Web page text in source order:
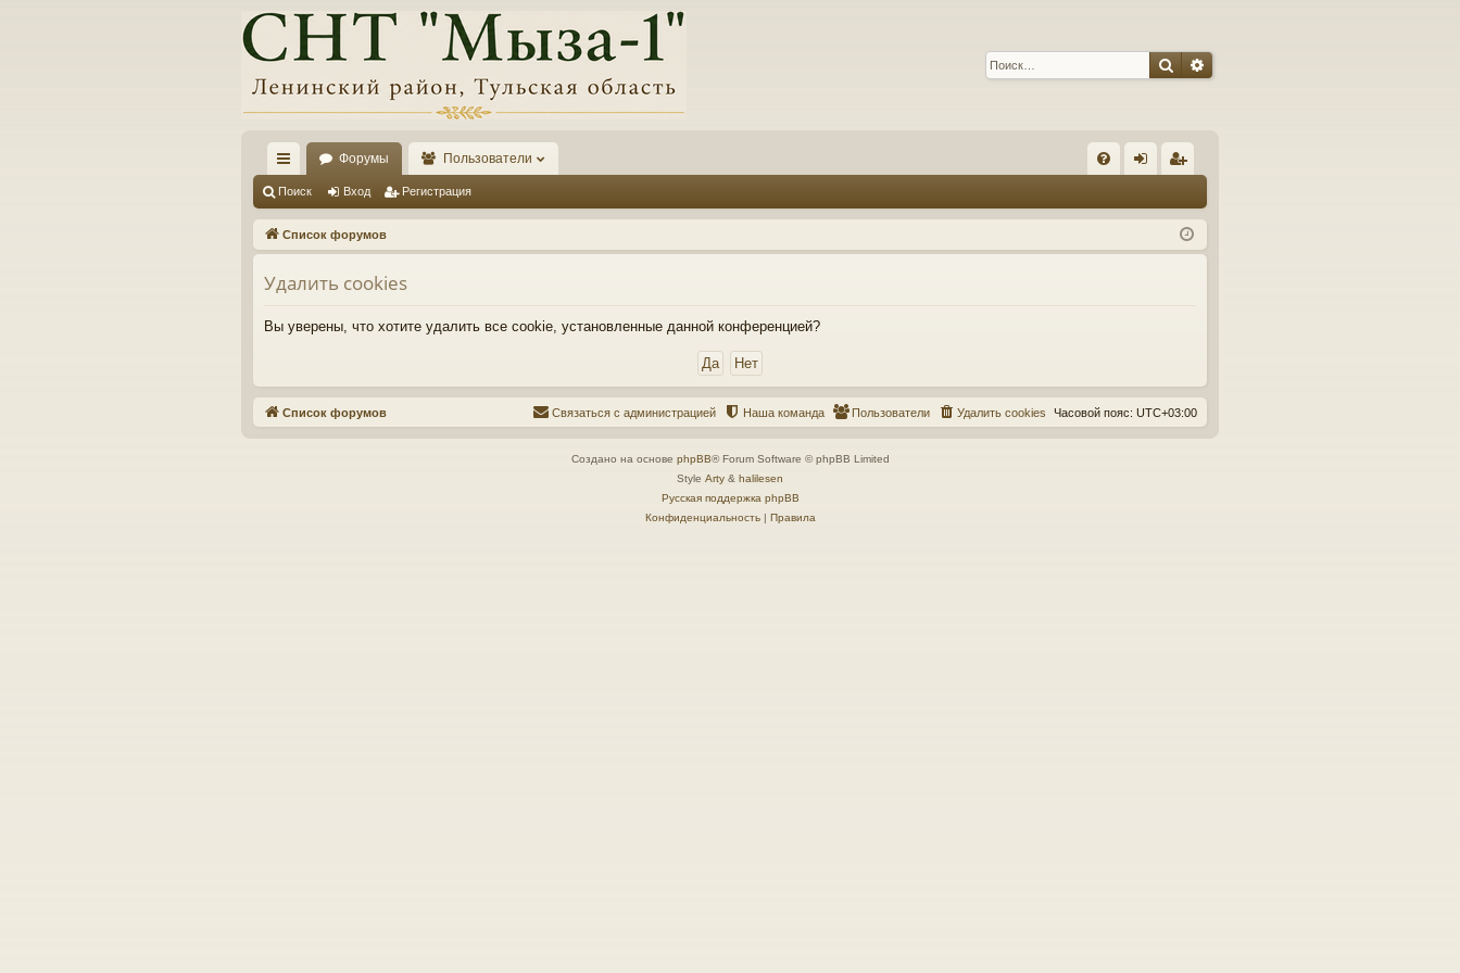
ПоискРасширенный поиск
с
ы
лк
и
Форумы Пользователи
Q д ис
тр
Поиск Вход Регистрация
Список форумов
Удалить cookies
Вы уверены, что хотите удалить все cookie, установленные данной конференцией?
Список форумов Часовой пояс: UTC+03:00
Удалить cookies
Пользователи
Наша команда
Связаться с администрацией
Создано на основе phpBB® Forum Software © phpBB Limited
Style Arty & halilesen
Русская поддержка phpBB
Конфиденциальность| Правила